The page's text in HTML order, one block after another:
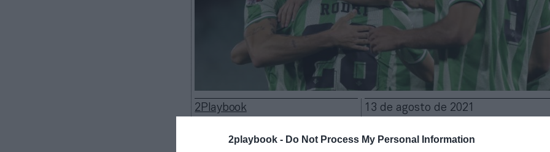
2playbook - Do Not Process My Personal Information
2Playbook 13 de agosto de 2021
Guardar